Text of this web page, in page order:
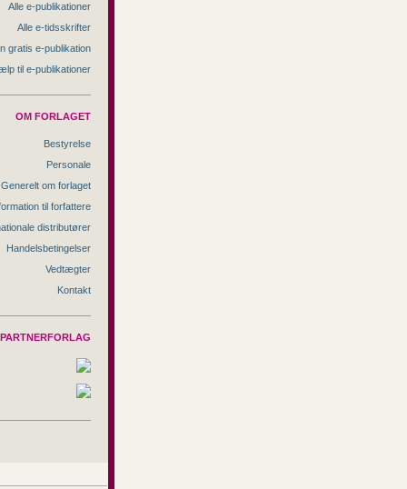
Alle e-publikationer
Alle e-tidsskrifter
gratis e-publikation
til e-publikationer
OM FORLAGET
Bestyrelse
Personale
Generelt om forlaget
til forfattere
distributører
Handelsbetingelser
Vedtægter
Kontakt
PARTNERFORLAG